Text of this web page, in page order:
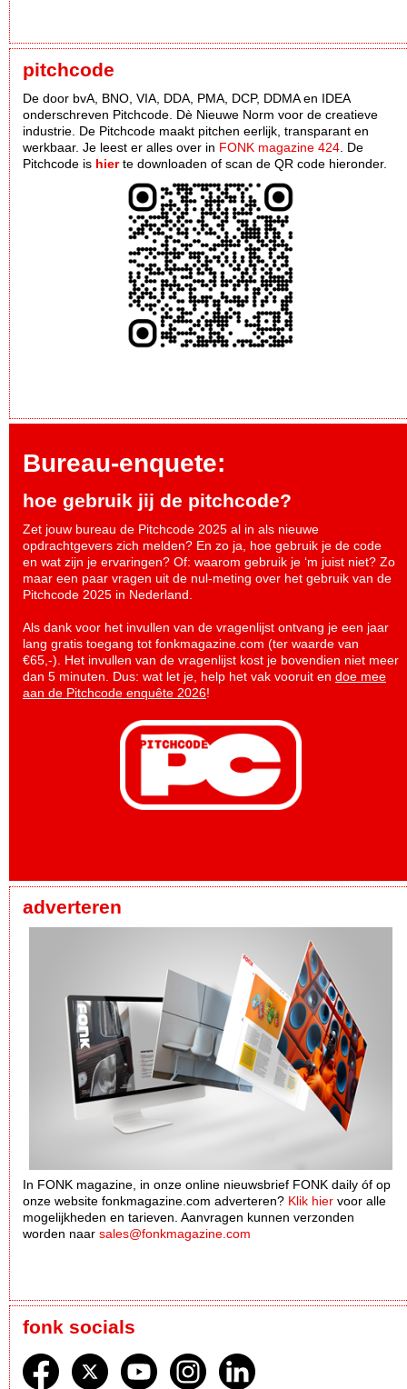
pitchcode
De door bvA, BNO, VIA, DDA, PMA, DCP, DDMA en IDEA
onderschreven Pitchcode. Dè Nieuwe Norm voor de creatieve
industrie. De Pitchcode maakt pitchen eerlijk, transparant en
werkbaar. Je leest er alles over in FONK magazine 424 . De
Pitchcode is hierte downloaden of scan de QR code hieronder.
Bureau-enquete:
hoe gebruik jij de pitchcode?
Zet jouw bureau de Pitchcode 2025 al in als nieuwe
opdrachtgevers zich melden? En zo ja, hoe gebruik je de code
en wat zijn je ervaringen? Of: waarom gebruik je ‘m juist niet? Zo
maar een paar vragen uit de nul-meting over het gebruik van de
Pitchcode 2025 in Nederland.
Als dank voor het invullen van de vragenlijst ontvang je een jaar
lang gratis toegang tot fonkmagazine.com (ter waarde van
€65,-). Het invullen van de vragenlijst kost je bovendien niet meer
dan 5 minuten. Dus: wat let je, help het vak vooruit en doe mee
aan de Pitchcode enquête 2026!
adverteren
In FONK magazine, in onze online nieuwsbrief FONK daily óf op
onze website fonkmagazine.com adverteren? Klik hier voor alle
mogelijkheden en tarieven. Aanvragen kunnen verzonden
worden naar sales@fonkmagazine.com
fonk socials